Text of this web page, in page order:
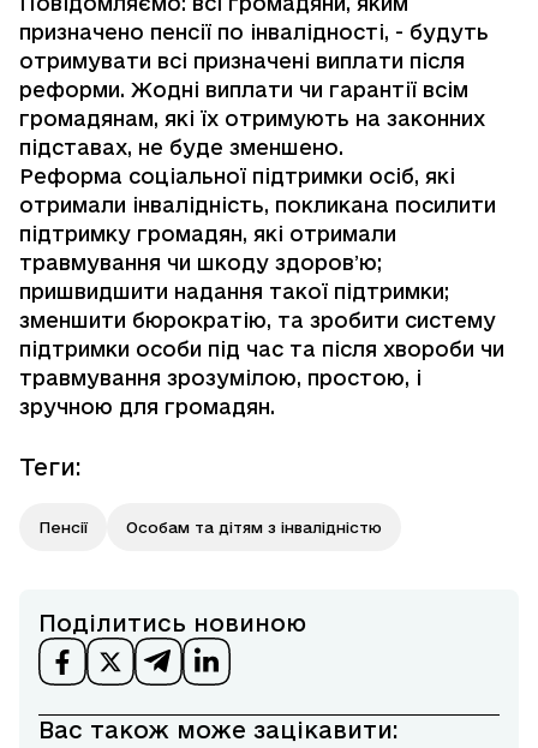
призначено пенсії по інвалідності, - будуть
отримувати всі призначені виплати після
реформи. Жодні виплати чи гарантії всім
громадянам, які їх отримують на законних
підставах, не буде зменшено.
Реформа соціальної підтримки осіб, які
отримали інвалідність, покликана посилити
підтримку громадян, які отримали
травмування чи шкоду здоровʼю;
пришвидшити надання такої підтримки;
зменшити бюрократію, та зробити систему
підтримки особи під час та після хвороби чи
травмування зрозумілою, простою, і
зручною для громадян.
Теги:
Пенсії Особам та дітям з інвалідністю
Поділитись новиною
Вас також може зацікавити: